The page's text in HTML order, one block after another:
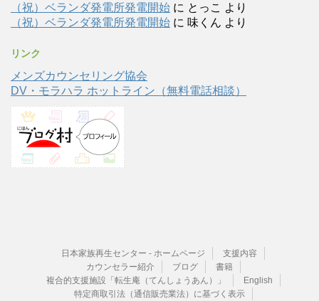
（祝）ベランダ発電所発電開始 に とっこ より
（祝）ベランダ発電所発電開始 に 味くん より
リンク
メンズカウンセリング協会
DV・モラハラ ホットライン（無料電話相談）
日本家族再生センター - ホームページ
支援内容
カウンセラー紹介
ブログ
書籍
複合的支援施設「転生庵（てんしょうあん）」
English
特定商取引法（通信販売業法）に基づく表示